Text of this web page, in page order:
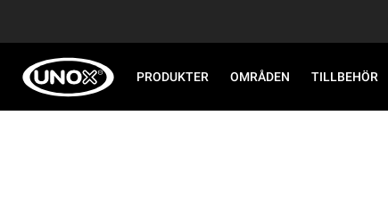
PRODUKTER OMRÅDEN TILLBEHÖR